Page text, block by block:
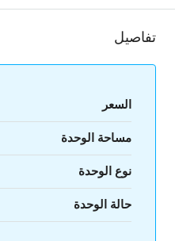
تفاصيل
السعر
مساحة الوحدة
نوع الوحدة
حالة الوحدة